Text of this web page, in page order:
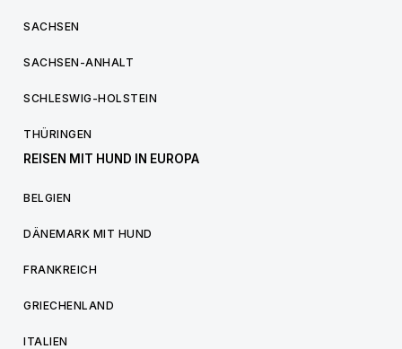
SACHSEN
SACHSEN-ANHALT
SCHLESWIG-HOLSTEIN
THÜRINGEN
REISEN MIT HUND IN EUROPA
BELGIEN
DÄNEMARK MIT HUND
FRANKREICH
GRIECHENLAND
ITALIEN